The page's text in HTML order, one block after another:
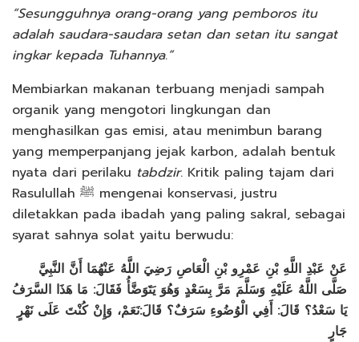
“Sesungguhnya orang-orang yang pemboros itu
adalah saudara-saudara setan dan setan itu sangat
ingkar kepada Tuhannya.”
Membiarkan makanan terbuang menjadi sampah
organik yang mengotori lingkungan dan
menghasilkan gas emisi, atau menimbun barang
yang memperpanjang jejak karbon, adalah bentuk
nyata dari perilaku tabdzir. Kritik paling tajam dari
Rasulullah ﷺ mengenai konservasi, justru
diletakkan pada ibadah yang paling sakral, sebagai
syarat sahnya solat yaitu berwudu:
عَنْ عَبْدِ اللَّهِ بْنِ عَمْرِو بْنِ الْعَاصِ رَضِيَ اللَّهُ عَنْهُمَا أَنَّ النَّبِيَّ
صَلَّى اللَّهُ عَلَيْهِ وَسَلَّمَ مَرَّ بِسَعْدٍ وَهُوَ يَتَوَضَّأُ فَقَالَ: مَا هَذَا السَّرَفُ
يَا سَعْدُ؟ قَالَ: أَفِي الْوُضُوءِ سَرَفٌ؟ قَالَ:نَعَمْ، وَإِنْ كُنْتَ عَلَى نَهْرٍ
جَارٍ